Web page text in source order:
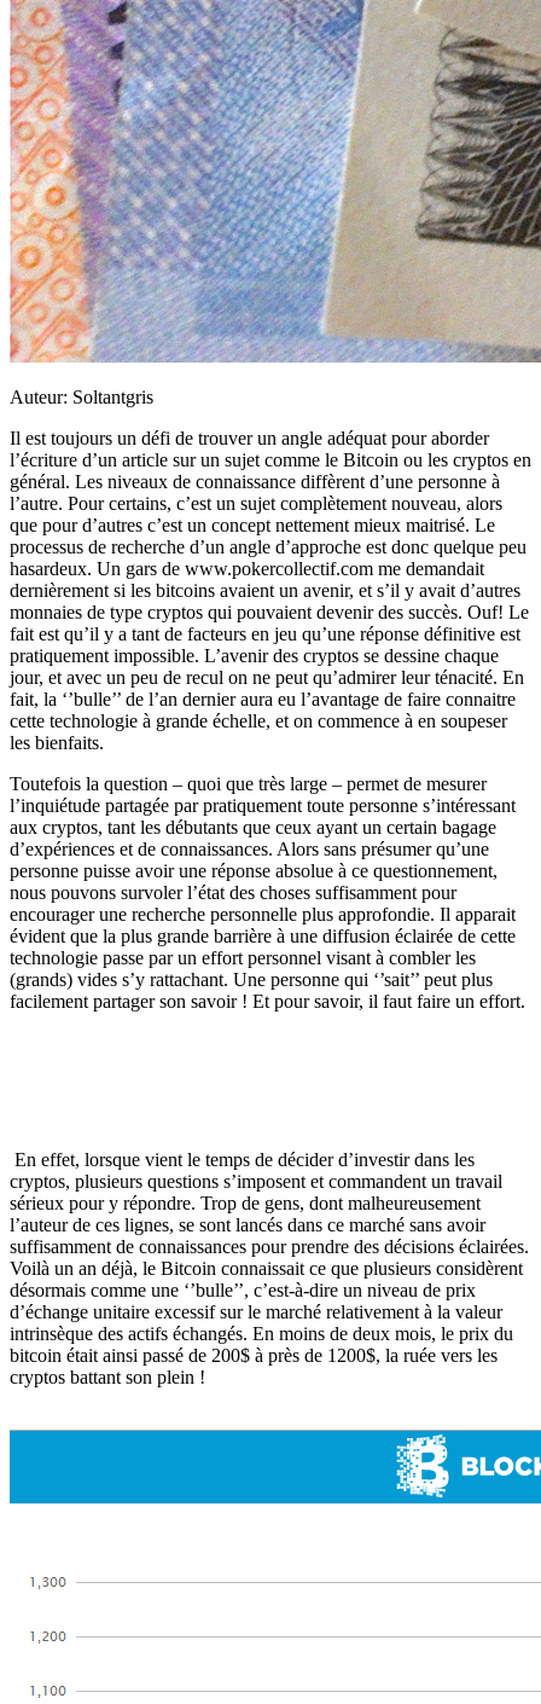
Auteur: Soltantgris
Il est toujours un défi de trouver un angle adéquat pour aborder
l’écriture d’un article sur un sujet comme le Bitcoin ou les cryptos en
général. Les niveaux de connaissance diffèrent d’une personne à
l’autre. Pour certains, c’est un sujet complètement nouveau, alors
que pour d’autres c’est un concept nettement mieux maitrisé. Le
processus de recherche d’un angle d’approche est donc quelque peu
hasardeux. Un gars de www.pokercollectif.com me demandait
dernièrement si les bitcoins avaient un avenir, et s’il y avait d’autres
monnaies de type cryptos qui pouvaient devenir des succès. Ouf! Le
fait est qu’il y a tant de facteurs en jeu qu’une réponse définitive est
pratiquement impossible. L’avenir des cryptos se dessine chaque
jour, et avec un peu de recul on ne peut qu’admirer leur ténacité. En
fait, la ‘’bulle’’ de l’an dernier aura eu l’avantage de faire connaitre
cette technologie à grande échelle, et on commence à en soupeser
les bienfaits.
Toutefois la question – quoi que très large – permet de mesurer
l’inquiétude partagée par pratiquement toute personne s’intéressant
aux cryptos, tant les débutants que ceux ayant un certain bagage
d’expériences et de connaissances. Alors sans présumer qu’une
personne puisse avoir une réponse absolue à ce questionnement,
nous pouvons survoler l’état des choses suffisamment pour
encourager une recherche personnelle plus approfondie. Il apparait
évident que la plus grande barrière à une diffusion éclairée de cette
technologie passe par un effort personnel visant à combler les
(grands) vides s’y rattachant. Une personne qui ‘’sait’’ peut plus
facilement partager son savoir ! Et pour savoir, il faut faire un effort.
En effet, lorsque vient le temps de décider d’investir dans les
cryptos, plusieurs questions s’imposent et commandent un travail
sérieux pour y répondre. Trop de gens, dont malheureusement
l’auteur de ces lignes, se sont lancés dans ce marché sans avoir
suffisamment de connaissances pour prendre des décisions éclairées.
Voilà un an déjà, le Bitcoin connaissait ce que plusieurs considèrent
désormais comme une ‘’bulle’’, c’est-à-dire un niveau de prix
d’échange unitaire excessif sur le marché relativement à la valeur
intrinsèque des actifs échangés. En moins de deux mois, le prix du
bitcoin était ainsi passé de 200$ à près de 1200$, la ruée vers les
cryptos battant son plein !